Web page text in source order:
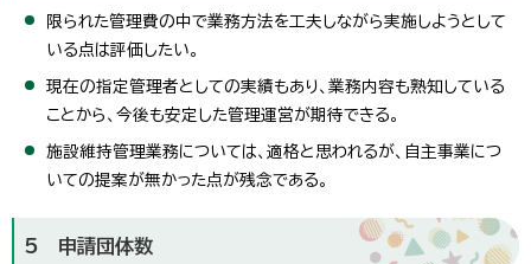
限られた管理費の中で業務方法を工夫しながら実施しようとして
いる点は評価したい。
現在の指定管理者としての実績もあり、業務内容も熟知している
ことから、今後も安定した管理運営が期待できる。
施設維持管理業務については、適格と思われるが、自主事業につ
いての提案が無かった点が残念である。
5 申請団体数